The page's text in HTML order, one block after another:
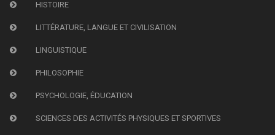
HISTOIRE
LITTÉRATURE, LANGUE ET CIVILISATION
LINGUISTIQUE
PHILOSOPHIE
PSYCHOLOGIE, ÉDUCATION
SCIENCES DES ACTIVITÉS PHYSIQUES ET SPORTIVES